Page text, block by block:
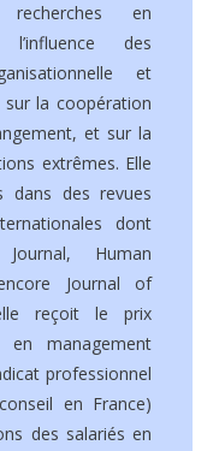
recherches en
des
et
sur la coopération
et sur la
extrêmes. Elle
dans des revues
dont
Human
Journal of
reçoit le prix
management
professionnel
en France)
des salariés en